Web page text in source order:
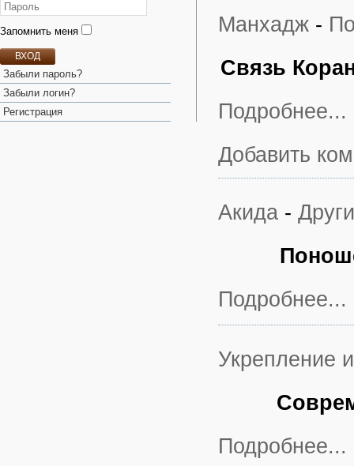
Запомнить меня
ВХОД
Забыли пароль?
Забыли логин?
Регистрация
Манхадж -
Связь
Подробнее...
Добавить
Акида -
Подробнее...
Укрепление
Подробнее...